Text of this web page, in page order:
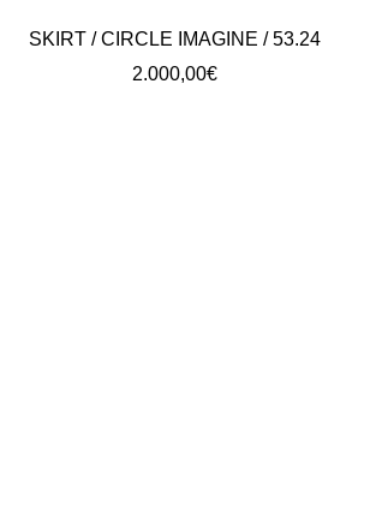
SKIRT / CIRCLE IMAGINE / 53.24
2.000,00€